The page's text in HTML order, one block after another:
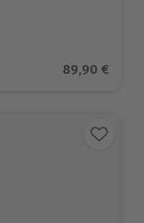
BewertungenAktueller
89,90 €